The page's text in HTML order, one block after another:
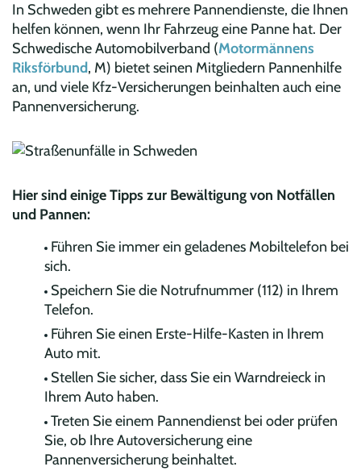
In Schweden gibt es mehrere Pannendienste, die Ihnen
helfen können, wenn Ihr Fahrzeug eine Panne hat. Der
Schwedische Automobilverband (Motormännens
Riksförbund, M) bietet seinen Mitgliedern Pannenhilfe
an, und viele Kfz-Versicherungen beinhalten auch eine
Pannenversicherung.
Hier sind einige Tipps zur Bewältigung von Notfällen
und Pannen:
Führen Sie immer ein geladenes Mobiltelefon bei
sich.
Speichern Sie die Notrufnummer (112) in Ihrem
Telefon.
Führen Sie einen Erste-Hilfe-Kasten in Ihrem
Auto mit.
Stellen Sie sicher, dass Sie ein Warndreieck in
Ihrem Auto haben.
Treten Sie einem Pannendienst bei oder prüfen
Sie, ob Ihre Autoversicherung eine
Pannenversicherung beinhaltet.